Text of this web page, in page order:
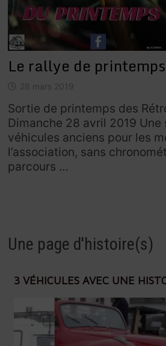
Le rallye de
28 mars 2019
Sortie de printemps des
Dimanche 28 avril 2019 Une
véhicules anciens pour les
l’association, sans
parcours …
Une page d'histoire(s)
3 VÉHICULES AVEC UNE